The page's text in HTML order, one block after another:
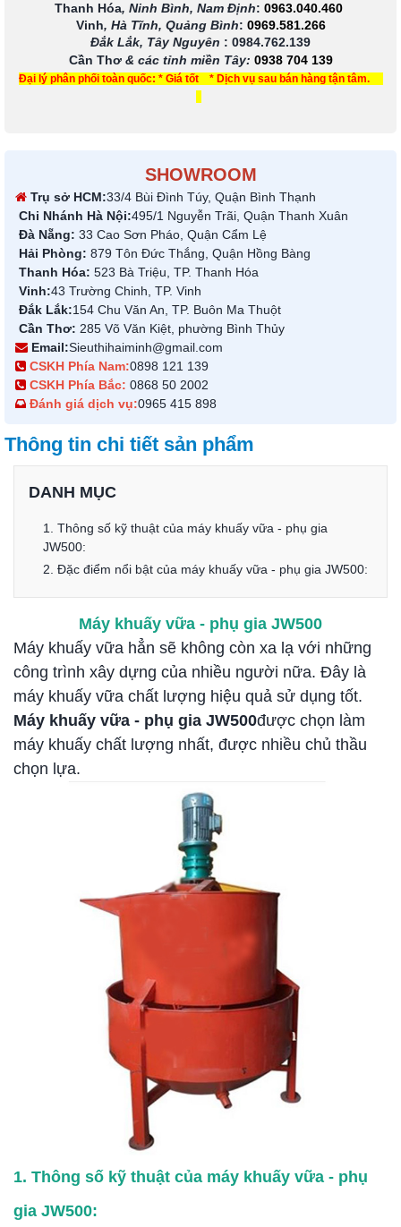
Thanh Hóa, Ninh Bình, Nam Định: 0963.040.460
Vinh, Hà Tĩnh, Quảng Bình: 0969.581.266
Đắk Lắk, Tây Nguyên : 0984.762.139
Cần Thơ & các tỉnh miền Tây: 0938 704 139
Đại lý phân phối toàn quốc: * Giá tốt * Dịch vụ sau bán hàng tận tâm.
SHOWROOM
Trụ sở HCM:33/4 Bùi Đình Túy, Quận Bình Thạnh
Chi Nhánh Hà Nội:495/1 Nguyễn Trãi, Quận Thanh Xuân
Đà Nẵng: 33 Cao Sơn Pháo, Quận Cẩm Lệ
Hải Phòng: 879 Tôn Đức Thắng, Quận Hồng Bàng
Thanh Hóa: 523 Bà Triệu, TP. Thanh Hóa
Vinh:43 Trường Chinh, TP. Vinh
Đắk Lắk:154 Chu Văn An, TP. Buôn Ma Thuột
Cần Thơ: 285 Võ Văn Kiệt, phường Bình Thủy
Email:Sieuthihaiminh@gmail.com
CSKH Phía Nam:0898 121 139
CSKH Phía Bắc: 0868 50 2002
Đánh giá dịch vụ:0965 415 898
Thông tin chi tiết sản phẩm
DANH MỤC
1. Thông số kỹ thuật của máy khuấy vữa - phụ gia
JW500:
2. Đặc điểm nổi bật của máy khuấy vữa - phụ gia JW500:
Máy khuấy vữa - phụ gia JW500
Máy khuấy vữa hẳn sẽ không còn xa lạ với những
công trình xây dựng của nhiều người nữa. Đây là
máy khuấy vữa chất lượng hiệu quả sử dụng tốt.
Máy khuấy vữa - phụ gia JW500được chọn làm
máy khuấy chất lượng nhất, được nhiều chủ thầu
chọn lựa.
1. Thông số kỹ thuật của máy khuấy vữa - phụ
gia JW500: